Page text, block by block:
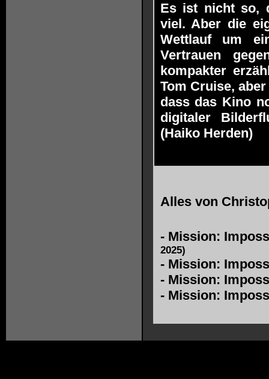
Es ist nicht so,
viel. Aber die
Wettlauf um
Vertrauen
kompakter
Tom Cruise,
dass das Kino
digitaler
(Haiko Herden)
Alles von
- Mission:
2025)
- Mission:
- Mission:
- Mission: